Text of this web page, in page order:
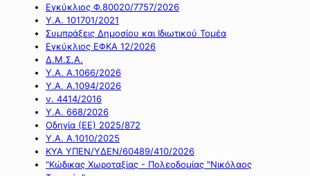
Εγκύκλιος Φ.80020/7757/2026
Υ.Α. 101701/2021
Συμπράξεις Δημοσίου και Ιδιωτικού Τομέα
Εγκύκλιος ΕΦΚΑ 12/2026
Δ.Μ.Σ.Α.
Υ.Α. Α.1066/2026
Υ.Α. Α.1094/2026
ν. 4414/2016
Y.A. 668/2026
Οδηγία (ΕΕ) 2025/872
Υ.Α. Α.1010/2025
ΚΥΑ ΥΠΕΝ/ΥΔΕΝ/60489/410/2026
"Κώδικας Χωροταξίας - Πολεοδομίας "Νικόλαος